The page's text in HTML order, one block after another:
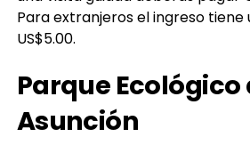
Para extranjeros el ingreso tiene
US$5.00.
Parque Ecológico
Asunción